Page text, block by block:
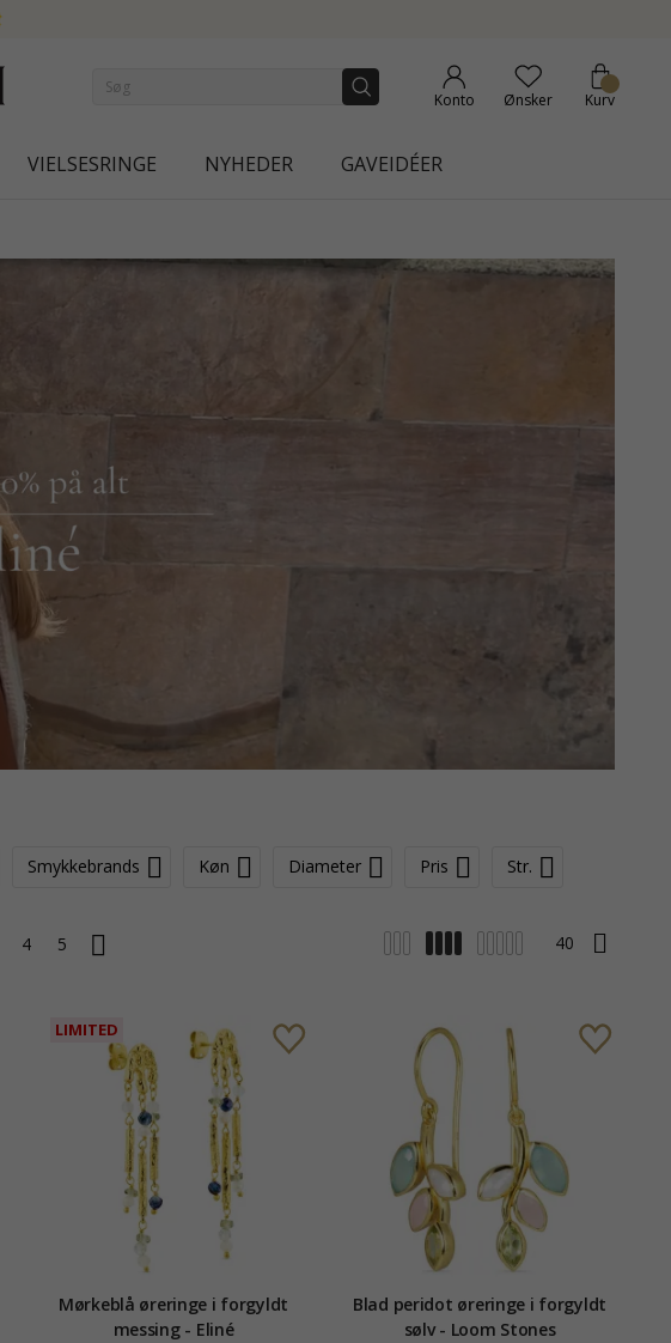
Konto Ønsker Kurv
VIELSESRINGE NYHEDER GAVEIDÉER
Smykkebrands Køn Diameter Pris Str.
4 5
LIMITED
Mørkeblå øreringe i forgyldt
messing - Eliné
Blad peridot øreringe i forgyldt
sølv - Loom Stones